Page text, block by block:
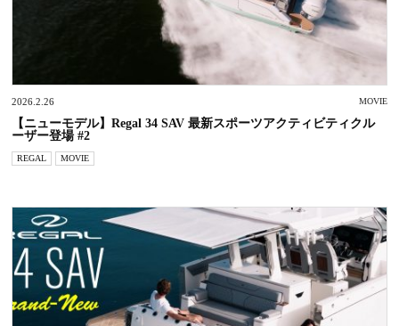
2026.2.26 MOVIE
【ニューモデル】Regal 34 SAV 最新スポーツアクティビティクル
ーザー登場 #2
REGAL MOVIE